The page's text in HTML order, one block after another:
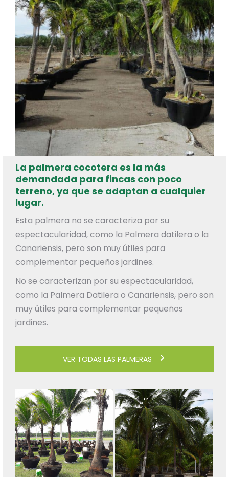
La palmera cocotera es la más
demandada para fincas con poco
terreno, ya que se adaptan a cualquier
lugar.
Esta palmera no se caracteriza por su
espectacularidad, como la Palmera datilera o la
Canariensis, pero son muy útiles para
complementar pequeños jardines.
No se caracterizan por su espectacularidad,
como la Palmera Datilera o Canariensis, pero son
muy útiles para complementar pequeños
jardines.
VER TODAS LAS PALMERAS